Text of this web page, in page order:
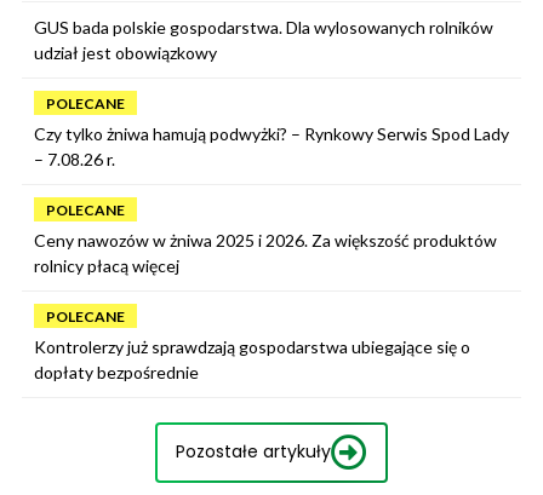
GUS bada polskie gospodarstwa. Dla wylosowanych rolników
udział jest obowiązkowy
POLECANE
Czy tylko żniwa hamują podwyżki? – Rynkowy Serwis Spod Lady
– 7.08.26 r.
POLECANE
Ceny nawozów w żniwa 2025 i 2026. Za większość produktów
rolnicy płacą więcej
POLECANE
Kontrolerzy już sprawdzają gospodarstwa ubiegające się o
dopłaty bezpośrednie
Pozostałe artykuły